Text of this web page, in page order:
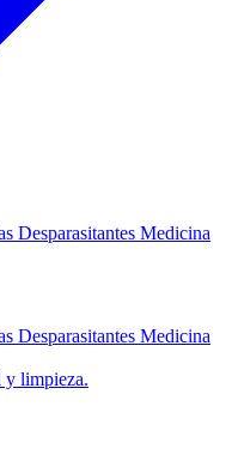
Desparasitantes Medicina
Desparasitantes Medicina
y limpieza.